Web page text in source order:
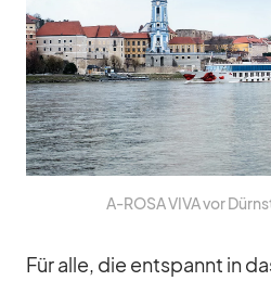
A‑ROSA VIVA vor
Für alle, die ent­spannt in